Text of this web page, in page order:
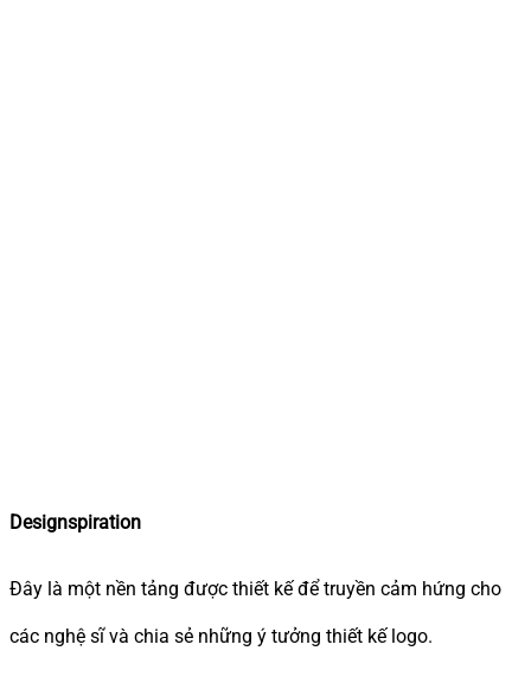
Designspiration
Đây là một nền tảng được thiết kế để truyền cảm hứng cho
các nghệ sĩ và chia sẻ những ý tưởng thiết kế logo.